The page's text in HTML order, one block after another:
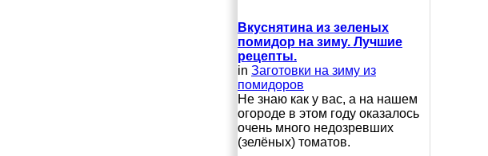
Вкуснятина из зеленых
помидор на зиму. Лучшие
рецепты.
in Заготовки на зиму из
помидоров
Не знаю как у вас, а на нашем
огороде в этом году оказалось
очень много недозревших
(зелёных) томатов.